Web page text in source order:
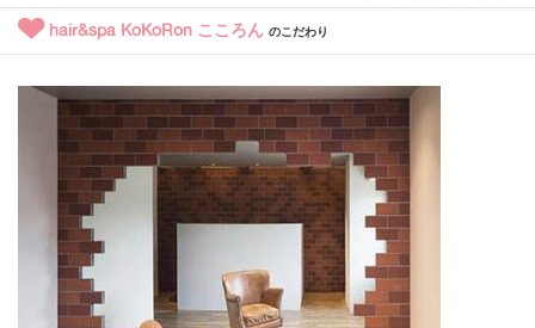
hair&spa KoKoRon こころん のこだわり